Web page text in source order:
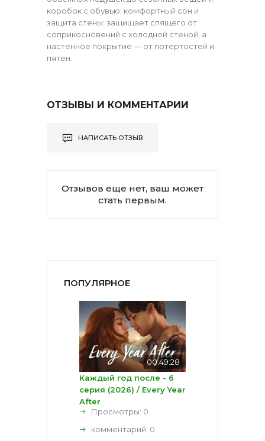
коробок с обувью; комфортный сон и
защита стены: защищает спящего от
соприкосновений с холодной стеной, а
настенное покрытие — от потертостей и
пятен.
ОТЗЫВЫ И КОММЕНТАРИИ
НАПИСАТЬ ОТЗЫВ
Отзывов еще нет, ваш может
стать первым.
ПОПУЛЯРНОЕ
00:49:28
Каждый год после - 6
серия (2026) / Every Year
After
Просмотры: 0
комментарий: 0